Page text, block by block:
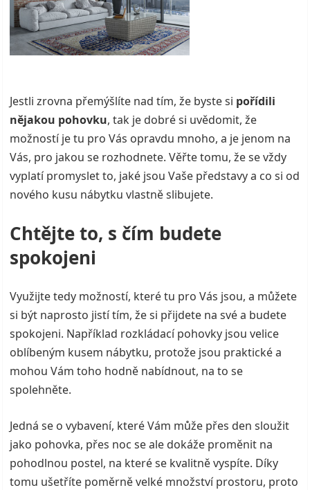
Jestli zrovna přemýšlíte nad tím, že byste si pořídili
nějakou pohovku, tak je dobré si uvědomit, že
možností je tu pro Vás opravdu mnoho, a je jenom na
Vás, pro jakou se rozhodnete. Věřte tomu, že se vždy
vyplatí promyslet to, jaké jsou Vaše představy a co si od
nového kusu nábytku vlastně slibujete.
Chtějte to, s čím budete
spokojeni
Využijte tedy možností, které tu pro Vás jsou, a můžete
si být naprosto jistí tím, že si přijdete na své a budete
spokojeni. Například rozkládací pohovky jsou velice
oblíbeným kusem nábytku, protože jsou praktické a
mohou Vám toho hodně nabídnout, na to se
spolehněte.
Jedná se o vybavení, které Vám může přes den sloužit
jako pohovka, přes noc se ale dokáže proměnit na
pohodlnou postel, na které se kvalitně vyspíte. Díky
tomu ušetříte poměrně velké množství prostoru, proto